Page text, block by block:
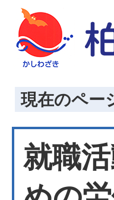
現在のペー
就職